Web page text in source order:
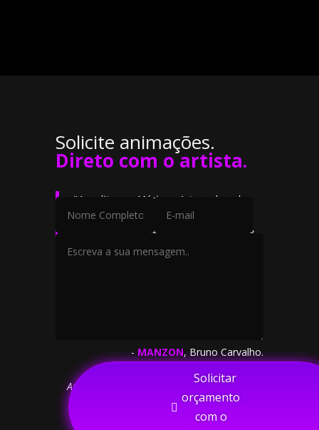
Solicite animações.
Direto com o artista.
" Acredito que Música e Arte andam de
mãos dadas. Uma música não deve ser
nem limitar-se apenas a um conjunto de
sons, mas deve ser, também, uma rica e
-MANZON, Bruno Carvalho.
Animated Album Covers - Artist of the Year
⠀Solicitar
orçamento
com o